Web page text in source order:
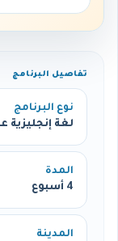
تفاصيل البرنامج
نوع البرنامج
لغة إنجليزية
المدة
4 أسبوع
المدينة